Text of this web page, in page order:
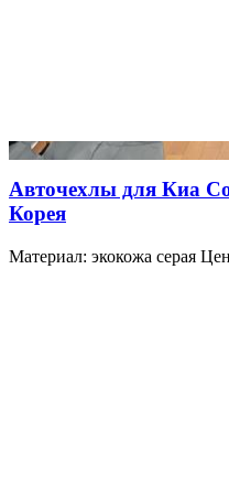
Авточехлы для Киа
Корея
Материал: экокожа серая